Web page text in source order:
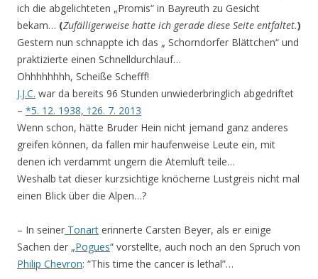
ich die abgelichteten „Promis“ in Bayreuth zu Gesicht
bekam… (Zufälligerweise hatte ich gerade diese Seite entfaltet.)
Gestern nun schnappte ich das „ Schorndorfer Blättchen“ und
praktizierte einen Schnelldurchlauf…
Ohhhhhhhh, Scheiße Schefff!
J.J.C. war da bereits 96 Stunden unwiederbringlich abgedriftet
– *5. 12. 1938, †26. 7. 2013
Wenn schon, hätte Bruder Hein nicht jemand ganz anderes
greifen können, da fallen mir haufenweise Leute ein, mit
denen ich verdammt ungern die Atemluft teile…
Weshalb tat dieser kurzsichtige knöcherne Lustgreis nicht mal
einen Blick über die Alpen…?
– In seiner Tonart erinnerte Carsten Beyer, als er einige
Sachen der „Pogues“ vorstellte, auch noch an den Spruch von
Philip Chevron: “This time the cancer is lethal”…